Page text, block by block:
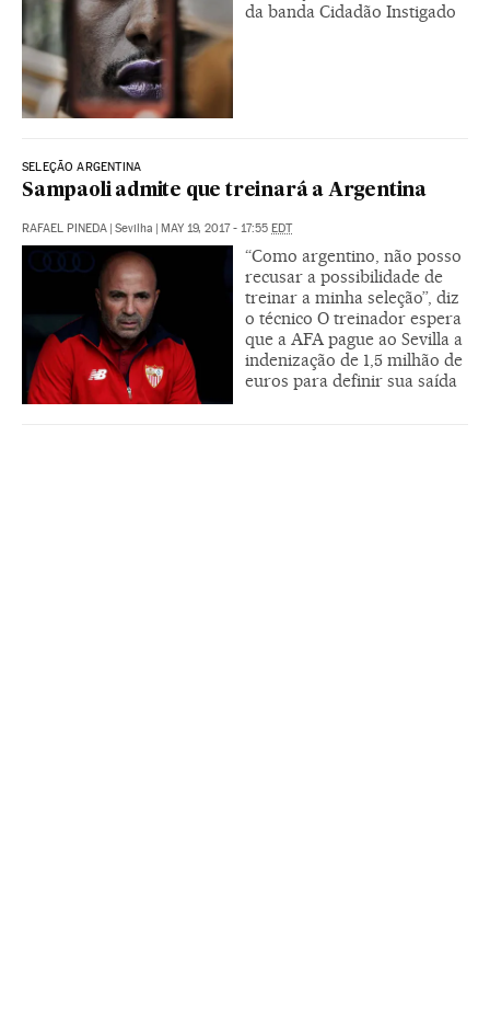
da banda Cidadão Instigado
SELEÇÃO ARGENTINA
Sampaoli admite que treinará a Argentina
RAFAEL PINEDA | Sevilha | MAY 19, 2017 - 17:55 EDT
“Como argentino, não posso
recusar a possibilidade de
treinar a minha seleção”, diz
o técnico O treinador espera
que a AFA pague ao Sevilla a
indenização de 1,5 milhão de
euros para definir sua saída